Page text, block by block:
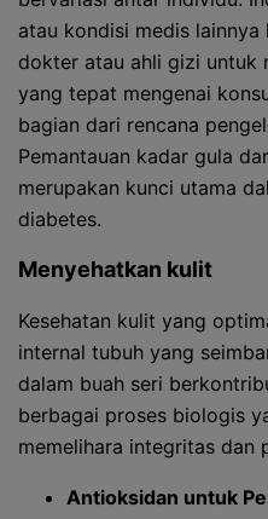
atau kondisi medis
dokter atau ahli gizi untuk
yang tepat mengenai
bagian dari rencana
Pemantauan kadar gula
merupakan kunci utama
diabetes.
Menyehatkan kulit
Kesehatan kulit yang
internal tubuh yang
dalam buah seri
berbagai proses biologis
memelihara integritas dan
Antioksidan untuk